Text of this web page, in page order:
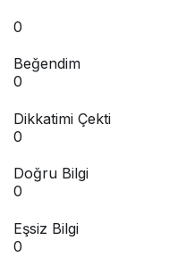
0
Beğendim
0
Dikkatimi Çekti
0
Doğru Bilgi
0
Eşsiz Bilgi
0